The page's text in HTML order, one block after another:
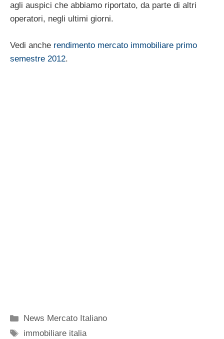
agli auspici che abbiamo riportato, da parte di altri
operatori, negli ultimi giorni.
Vedi anche rendimento mercato immobiliare primo
semestre 2012.
Categorie
News Mercato Italiano
Tag
immobiliare italia